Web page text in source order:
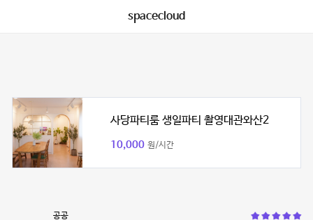
spacecloud
사당파티룸 생일파티 촬영대관와산2
10,000 원/시간
공공